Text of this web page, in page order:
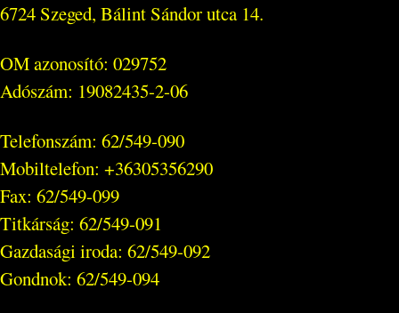
6724 Szeged, Bálint Sándor utca 14.
OM azonosító: 029752
Adószám: 19082435-2-06
Telefonszám: 62/549-090
Mobiltelefon: +36305356290
Fax: 62/549-099
Titkárság: 62/549-091
Gazdasági iroda: 62/549-092
Gondnok: 62/549-094